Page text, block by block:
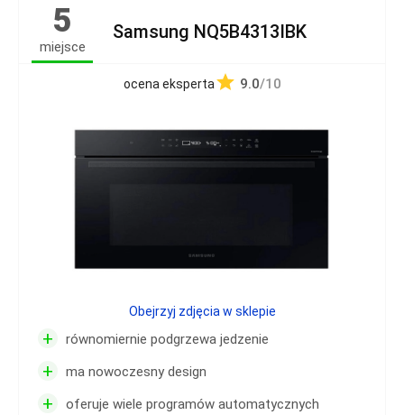
5
miejsce
Samsung NQ5B4313IBK
ocena eksperta 9.0/10
+ równomiernie podgrzewa jedzenie
+ ma nowoczesny design
+ oferuje wiele programów automatycznych
Obejrzyj zdjęcia w sklepie